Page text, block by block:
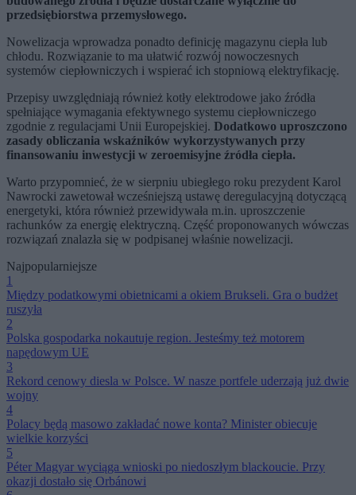
przedsiębiorstwa przemysłowego.
Nowelizacja wprowadza ponadto definicję magazynu ciepła lub
chłodu. Rozwiązanie to ma ułatwić rozwój nowoczesnych
systemów ciepłowniczych i wspierać ich stopniową elektryfikację.
Przepisy uwzględniają również kotły elektrodowe jako źródła
spełniające wymagania efektywnego systemu ciepłowniczego
zgodnie z regulacjami Unii Europejskiej. Dodatkowo uproszczono
zasady obliczania wskaźników wykorzystywanych przy
finansowaniu inwestycji w zeroemisyjne źródła ciepła.
Warto przypomnieć, że w sierpniu ubiegłego roku prezydent Karol
Nawrocki zawetował wcześniejszą ustawę deregulacyjną dotyczącą
energetyki, która również przewidywała m.in. uproszczenie
rachunków za energię elektryczną. Część proponowanych wówczas
rozwiązań znalazła się w podpisanej właśnie nowelizacji.
Najpopularniejsze
1
Między podatkowymi obietnicami a okiem Brukseli. Gra o budżet
ruszyła
2
Polska gospodarka nokautuje region. Jesteśmy też motorem
napędowym UE
3
Rekord cenowy diesla w Polsce. W nasze portfele uderzają już dwie
wojny
4
Polacy będą masowo zakładać nowe konta? Minister obiecuje
wielkie korzyści
5
Péter Magyar wyciąga wnioski po niedoszłym blackoucie. Przy
okazji dostało się Orbánowi